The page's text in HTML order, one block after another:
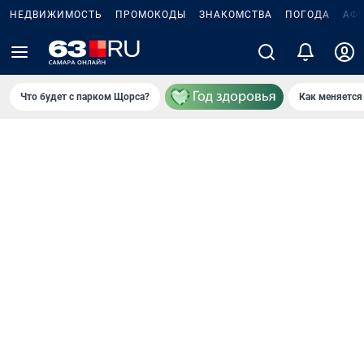
НЕДВИЖИМОСТЬ ПРОМОКОДЫ ЗНАКОМСТВА ПОГОДА
Что будет с парком Щорса? Как